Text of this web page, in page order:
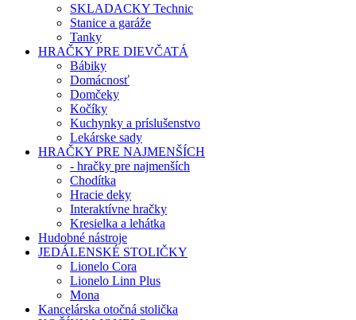
SKLADACKY Technic
Stanice a garáže
Tanky
HRAČKY PRE DIEVČATÁ
Bábiky
Domácnosť
Domčeky
Kočíky
Kuchynky a príslušenstvo
Lekárske sady
HRAČKY PRE NAJMENŠÍCH
- hračky pre najmenších
Chodítka
Hracie deky
Interaktívne hračky
Kresielka a lehátka
Hudobné nástroje
JEDÁLENSKÉ STOLIČKY
Lionelo Cora
Lionelo Linn Plus
Mona
Kancelárska otočná stolička